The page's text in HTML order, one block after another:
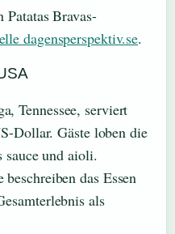
Patatas Bravas-
dagensperspektiv.se.
Tennessee, serviert
Dollar. Gäste loben die
sauce und aioli.
das Essen
als